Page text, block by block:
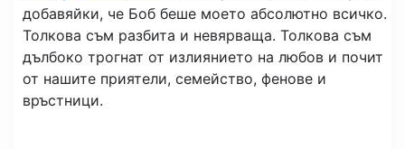
добавяйки, че Боб беше моето абсолютно всичко.
Толкова съм разбита и невярваща. Толкова съм
дълбоко трогнат от излиянието на любов и почит
от нашите приятели, семейство, фенове и
връстници.